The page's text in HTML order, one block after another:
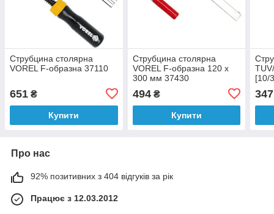
Струбцина столярна
VOREL F-образна 37110
651 ₴
Купити
Струбцина столярна
VOREL F-образна 120 x
300 мм 37430
494₴
Купити
[10/
347
Про нас
92% позитивних з 404 відгуків за рік
Працює з 12.03.2012